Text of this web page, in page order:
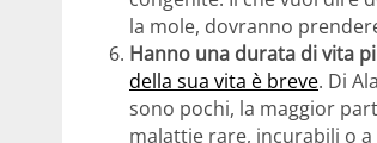
la mole, dovranno
Hanno una durata di vita
della sua vita è breve. Di
sono pochi, la maggior
malattie rare, incurabili o